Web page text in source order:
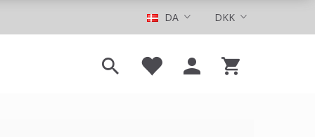
DKK
DA